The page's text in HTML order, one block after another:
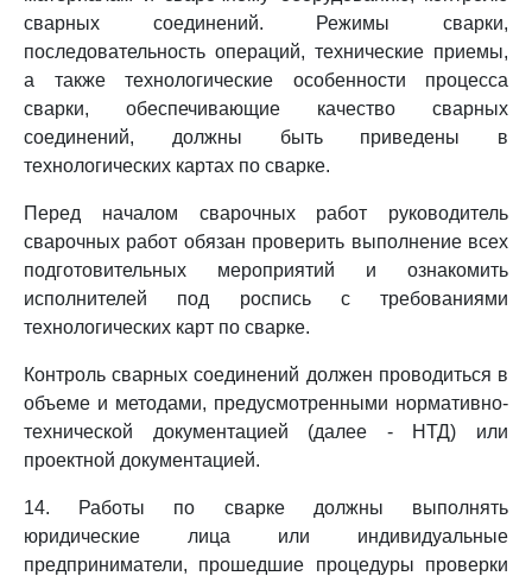
сварных соединений. Режимы сварки,
последовательность операций, технические приемы,
а также технологические особенности процесса
сварки, обеспечивающие качество сварных
соединений, должны быть приведены в
технологических картах по сварке.
Перед началом сварочных работ руководитель
сварочных работ обязан проверить выполнение всех
подготовительных мероприятий и ознакомить
исполнителей под роспись с требованиями
технологических карт по сварке.
Контроль сварных соединений должен проводиться в
объеме и методами, предусмотренными нормативно-
технической документацией (далее - НТД) или
проектной документацией.
14. Работы по сварке должны выполнять
юридические лица или индивидуальные
предприниматели, прошедшие процедуры проверки